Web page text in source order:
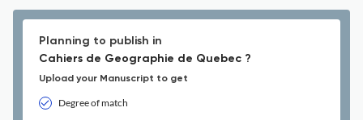
Planning to publish in
Cahiers de Geographie de Quebec ?
Upload your Manuscript to get
Degree of match